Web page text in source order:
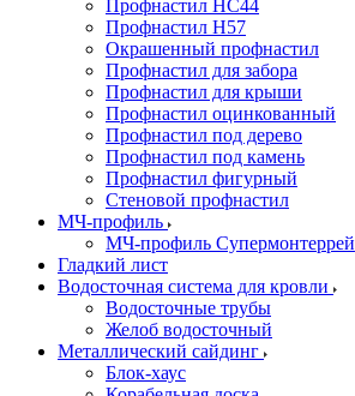
Профнастил HC44
Профнастил Н57
Окрашенный профнастил
Профнастил для забора
Профнастил для крыши
Профнастил оцинкованный
Профнастил под дерево
Профнастил под камень
Профнастил фигурный
Стеновой профнастил
МЧ-профиль
МЧ-профиль Супермонтеррей
Гладкий лист
Водосточная система для кровли
Водосточные трубы
Желоб водосточный
Металлический сайдинг
Блок-хаус